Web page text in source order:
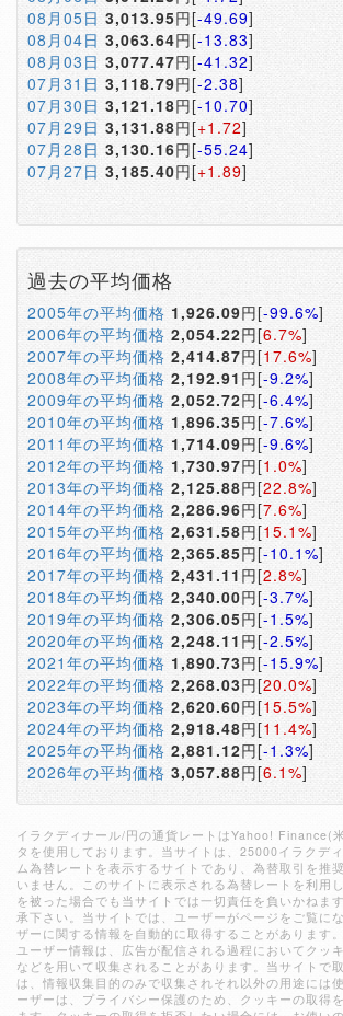
08月05日 3,013.95円[-49.69]
08月04日 3,063.64円[-13.83]
08月03日 3,077.47円[-41.32]
07月31日 3,118.79円[-2.38]
07月30日 3,121.18円[-10.70]
07月29日 3,131.88円[+1.72]
07月28日 3,130.16円[-55.24]
07月27日 3,185.40円[+1.89]
過去の平均価格
2005年の平均価格 1,926.09円[-99.6%]
2006年の平均価格 2,054.22円[6.7%]
2007年の平均価格 2,414.87円[17.6%]
2008年の平均価格 2,192.91 円[-9.2%]
2009年の平均価格 2,052.72円[-6.4%]
2010年の平均価格 1,896.35円[-7.6%]
2011年の平均価格 1,714.09円[-9.6%]
2012年の平均価格 1,730.97円[1.0%]
2013年の平均価格 2,125.88円[22.8%]
2014年の平均価格 2,286.96円[7.6%]
2015年の平均価格 2,631.58円[15.1%]
2016年の平均価格 2,365.85円[-10.1%]
2017年の平均価格 2,431.11 円[2.8%]
2018年の平均価格 2,340.00円[-3.7%]
2019年の平均価格 2,306.05円[-1.5%]
2020年の平均価格 2,248.11 円[-2.5%]
2021年の平均価格 1,890.73円[-15.9%]
2022年の平均価格 2,268.03円[20.0%]
2023年の平均価格 2,620.60円[15.5%]
2024年の平均価格 2,918.48円[11.4%]
2025年の平均価格 2,881.12円[-1.3%]
2026年の平均価格 3,057.88円[6.1%]
イラクディナール/円の通貨レートはYahoo! Finance(
タを使用しております。当サイトは、25000イラクデ
ム為替レートを表示するサイトであり、為替取引を推
いません。このサイトに表示される為替レートを利用
を被った場合でも当サイトでは一切責任を負いかねま
承下さい。当サイトでは、ユーザーがページをご覧に
ザーに関する情報を自動的に取得することがあります
ユーザー情報は、広告が配信される過程においてクッ
などを用いて収集されることがあります。当サイトで
は、情報収集目的のみで収集されそれ以外の用途には
ーザーは、プライバシー保護のため、クッキーの取得